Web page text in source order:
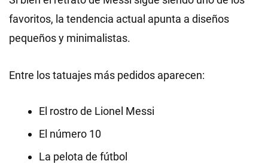
favoritos, la tendencia actual apunta a diseños
pequeños y minimalistas.
Entre los tatuajes más pedidos aparecen:
El rostro de Lionel Messi
El número 10
La pelota de fútbol